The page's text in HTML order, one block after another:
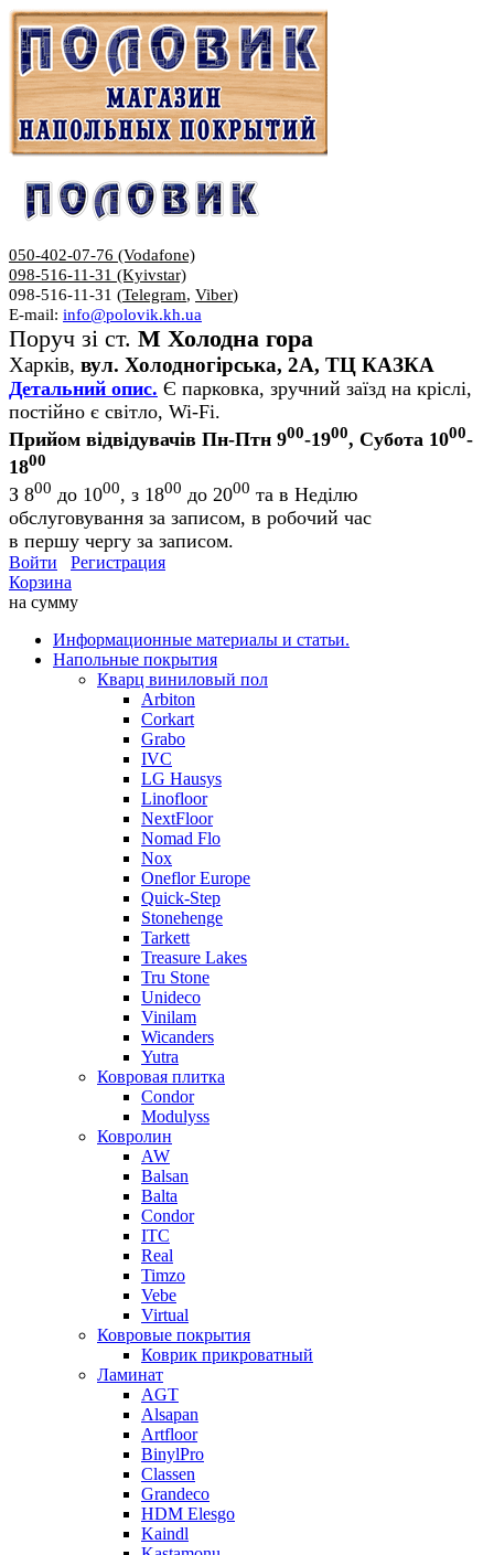
050-402-07-76 (Vodafone)
098-516-11-31 (Kyivstar)
098-516-11-31 (Telegram, Viber)
E-mail: info@polovik.kh.ua
Поруч зі ст. М Холодна гора
Харків, вул. Холодногірська, 2А, ТЦ КАЗКА
Детальний опис. Є парковка, зручний заїзд на кріслі,
постійно є світло, Wi-Fi.
Прийом відвідувачів Пн-Птн 900-1900, Субота 1000-
1800
З 800 до 1000, з 1800 до 2000 та в Неділю
обслуговування за записом, в робочий час
в першу чергу за записом.
Войти
Регистрация
Корзина
на сумму
Информационные материалы и статьи.
Напольные покрытия
Кварц виниловый пол
Arbiton
Corkart
Grabo
IVC
LG Hausys
Linofloor
NextFloor
Nomad Flo
Nox
Oneflor Europe
Quick-Step
Stonehenge
Tarkett
Treasure Lakes
Tru Stone
Unideco
Vinilam
Wicanders
Yutra
Ковровая плитка
Condor
Modulyss
Ковролин
AW
Balsan
Balta
Condor
ITC
Real
Timzo
Vebe
Virtual
Ковровые покрытия
Коврик прикроватный
Ламинат
AGT
Alsapan
Artfloor
BinylPro
Classen
Grandeco
HDM Elesgo
Kaindl